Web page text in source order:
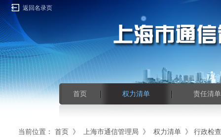
返回名录页
首页 权力清单 责任清单
当前位置： 首页 》 上海市通信管理局 》 权力清单 》 行政检查